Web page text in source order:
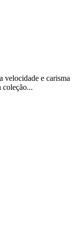
velocidade e carisma
coleção...